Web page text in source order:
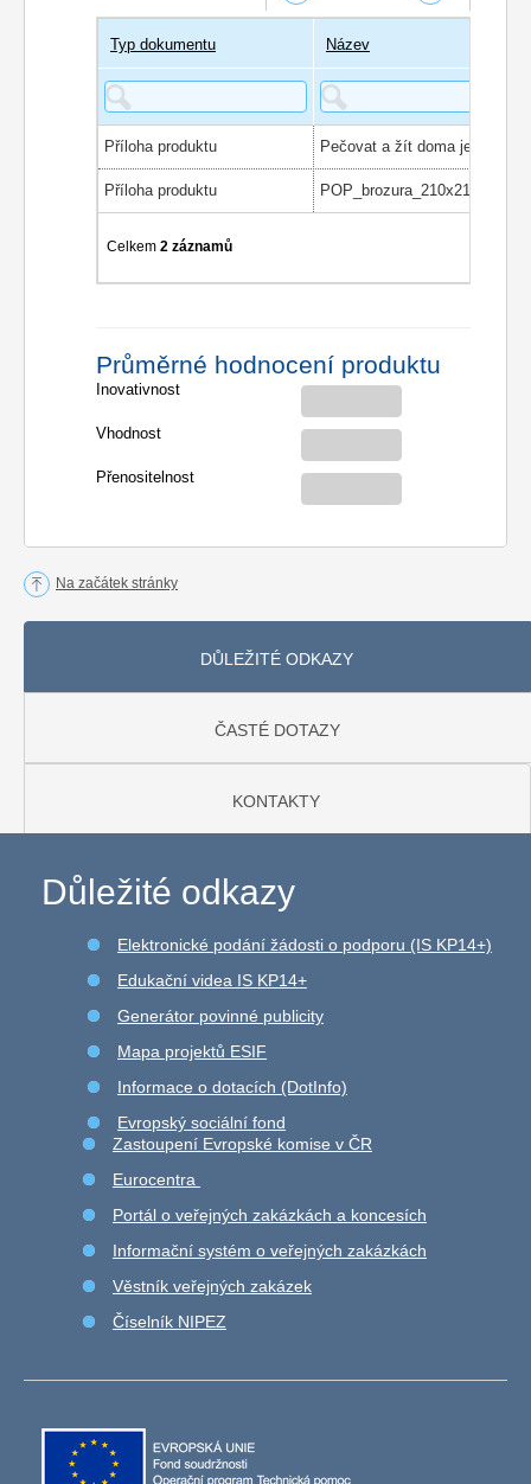
Typ dokumentu Název
Příloha produktu Pečovat a žít doma je
Příloha produktu POP_brozura_210x210_9-web
Celkem2 záznamů
Průměrné hodnocení produktu
Inovativnost
Vhodnost
Přenositelnost
Na začátek stránky
DŮLEŽITÉ ODKAZY
ČASTÉ DOTAZY
KONTAKTY
Důležité odkazy
Elektronické podání žádosti o podporu (IS KP14+)
Edukační videa IS KP14+
Generátor povinné publicity
Mapa projektů ESIF
Informace o dotacích (DotInfo)
Evropský sociální fond
Zastoupení Evropské komise v ČR
Eurocentra
Portál o veřejných zakázkách a koncesích
Informační systém o veřejných zakázkách
Věstník veřejných zakázek
Číselník NIPEZ